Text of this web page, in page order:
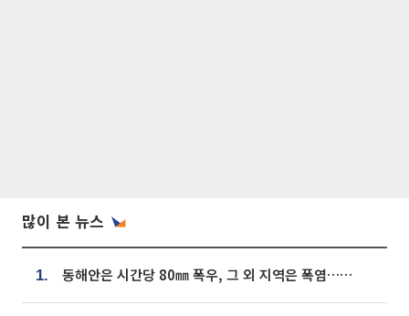
많이 본 뉴스
1. 동해안은 시간당 80㎜ 폭우, 그 외 지역은 폭염…‘극과 극 날씨’